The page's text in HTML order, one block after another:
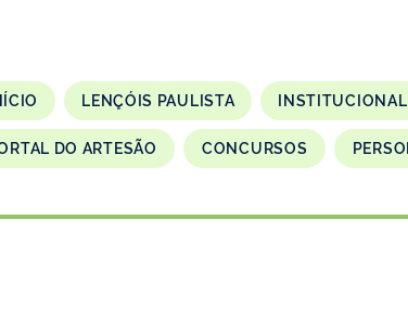
LENÇÓIS PAULISTA INSTITUCIONAL
DO ARTESÃO CONCURSOS